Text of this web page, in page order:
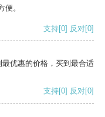
。
支持[0] 反对[0]
优惠的价格，买到最合适
支持[0] 反对[0]